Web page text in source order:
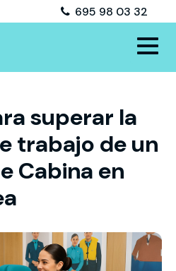
695 98 03 32
superar la
trabajo de un
Cabina en